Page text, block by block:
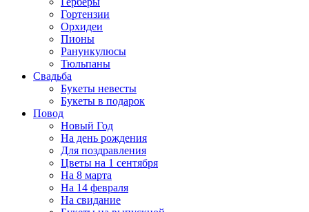
Гортензии
Орхидеи
Пионы
Ранункулюсы
Тюльпаны
Свадьба
Букеты невесты
Букеты в подарок
Повод
Новый Год
На день рождения
Для поздравления
Цветы на 1 сентября
На 8 марта
На 14 февраля
На свидание